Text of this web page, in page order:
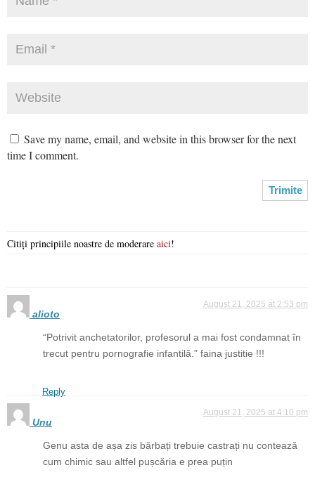
Save my name, email, and website in this browser for the next
time I comment.
Citiți principiile noastre de moderare aici!
alioto
August 21, 2025 at 2:53 pm
“Potrivit anchetatorilor, profesorul a mai fost condamnat în
trecut pentru pornografie infantilă.” faina justitie !!!
Reply
Unu
August 21, 2025 at 4:10 pm
Genu asta de așa zis bărbați trebuie castrați nu contează
cum chimic sau altfel pușcăria e prea puțin